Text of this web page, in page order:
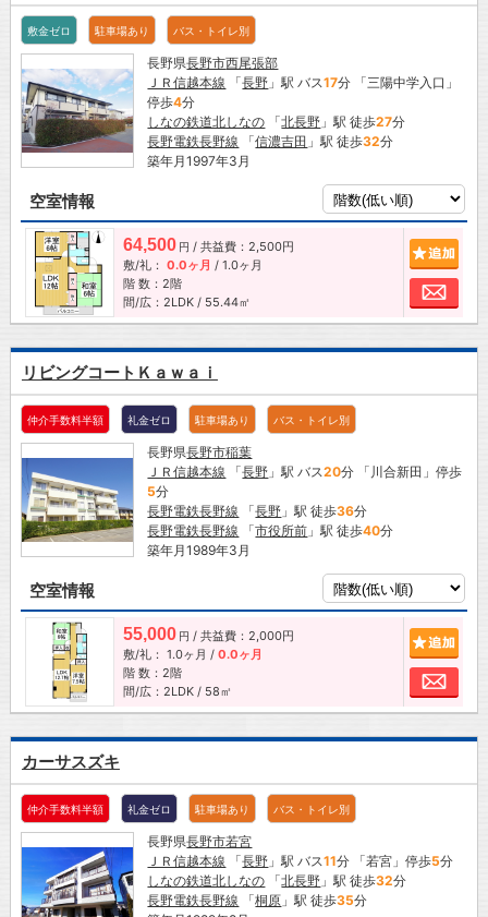
敷金ゼロ 駐車場あり バス・トイレ別
長野県長野市西尾張部
ＪＲ信越本線 「長野 」駅 バス17分 「三陽中学入口」
停歩4分
しなの鉄道北しなの 「北長野 」駅 徒歩27分
長野電鉄長野線 「信濃吉田 」駅 徒歩32分
築年月1997年3月
空室情報
64,500 円 / 共益費：2,500円
敷/礼： 0.0ヶ月 / 1.0ヶ月
階 数：2階
間/広：2LDK / 55.44㎡
お
リビングコートＫａｗａｉ
仲介手数料半額 礼金ゼロ 駐車場あり バス・トイレ別
長野県長野市稲葉
ＪＲ信越本線 「長野 」駅 バス20分 「川合新田」停歩
5分
長野電鉄長野線 「長野 」駅 徒歩36分
長野電鉄長野線 「市役所前 」駅 徒歩40分
築年月1989年3月
空室情報
55,000 円 / 共益費：2,000円
敷/礼： 1.0ヶ月 / 0.0ヶ月
階 数：2階
間/広：2LDK / 58㎡
お
カーサスズキ
仲介手数料半額 礼金ゼロ 駐車場あり バス・トイレ別
長野県長野市若宮
ＪＲ信越本線 「長野 」駅 バス11分 「若宮」停歩5分
しなの鉄道北しなの 「北長野 」駅 徒歩32分
長野電鉄長野線 「桐原 」駅 徒歩35分